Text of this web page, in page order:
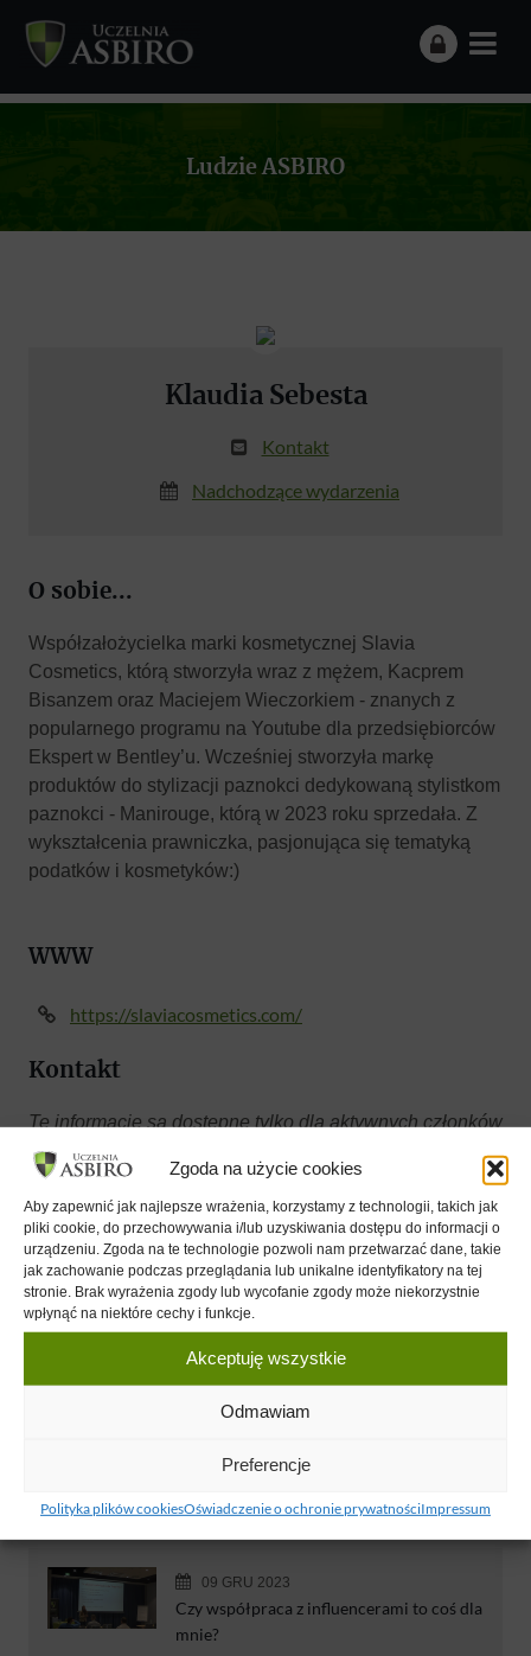
Zgoda na użycie cookies
Aby zapewnić jak najlepsze wrażenia, korzystamy z technologii, takich jak
pliki cookie, do przechowywania i/lub uzyskiwania dostępu do informacji o
urządzeniu. Zgoda na te technologie pozwoli nam przetwarzać dane, takie
jak zachowanie podczas przeglądania lub unikalne identyfikatory na tej
stronie. Brak wyrażenia zgody lub wycofanie zgody może niekorzystnie
wpłynąć na niektóre cechy i funkcje.
Akceptuję wszystkie
Odmawiam
Preferencje
Polityka plików cookiesOświadczenie o ochronie prywatnościImpressum
Ludzie ASBIRO
Klaudia Sebesta
Kontakt
Nadchodzące wydarzenia
O sobie...
Współzałożycielka marki kosmetycznej Slavia
Cosmetics, którą stworzyła wraz z mężem, Kacprem
Bisanzem oraz Maciejem Wieczorkiem - znanych z
popularnego programu na Youtube dla przedsiębiorców
Ekspert w Bentley’u. Wcześniej stworzyła markę
produktów do stylizacji paznokci dedykowaną stylistkom
paznokci - Manirouge, którą w 2023 roku sprzedała. Z
wykształcenia prawniczka, pasjonująca się tematyką
podatków i kosmetyków:)
WWW
https://slaviacosmetics.com/
Kontakt
Te informacje są dostępne tylko dla aktywnych członków
Klubu ASBiRO
Wykłady
25 CZE 2023
Panel dyskusyjny pt. „Kupić” Influencera i
zatrudnić Digital Marketera czy nimi się
stać?"
Klaudia Sebesta
09 GRU 2023
Czy współpraca z influencerami to coś dla
mnie?